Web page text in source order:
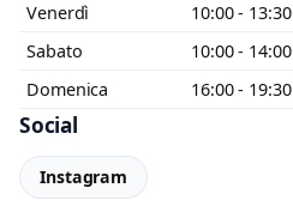
Venerdì
10:00 - 13:30
Sabato
10:00 - 14:00
Domenica
16:00 - 19:30
Social
Instagram